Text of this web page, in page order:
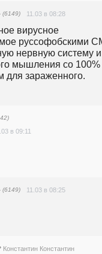
11.03 в 08:28
вирусное
руссофобскими
нервную систему и
мышления со 100%
для зараженного.
в 09:11
11.03 в 08:25
Константин Константин